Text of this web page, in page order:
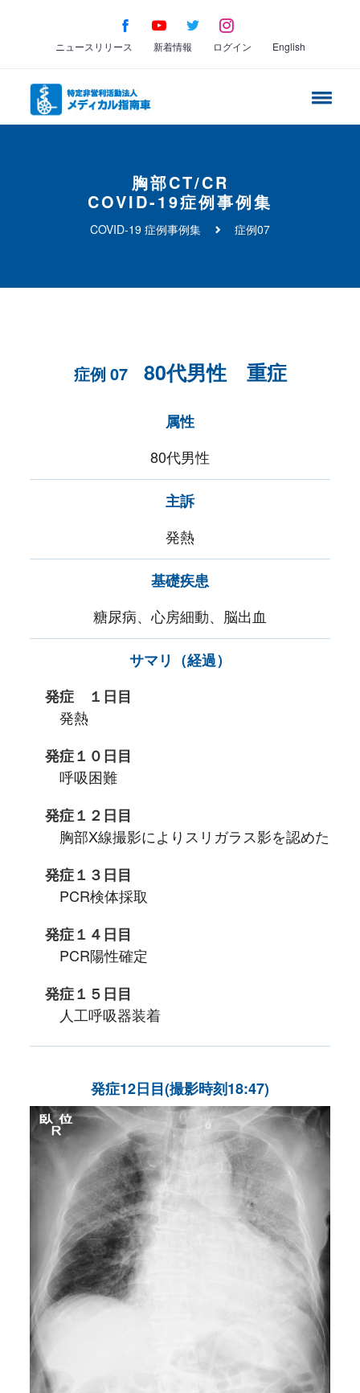
ニュースリリース 新着情報 ログイン English
胸部CT/CR
COVID-19症例事例集
COVID-19 症例事例集 症例07
症例07 80代男性 重症
属性
80代男性
主訴
発熱
基礎疾患
糖尿病、心房細動、脳出血
サマリ（経過）
発症 １日目
発熱
発症１０日目
呼吸困難
発症１２日目
胸部X線撮影によりスリガラス影を認めた
発症１３日目
PCR検体採取
発症１４日目
PCR陽性確定
発症１５日目
人工呼吸器装着
発症12日目(撮影時刻18:47)